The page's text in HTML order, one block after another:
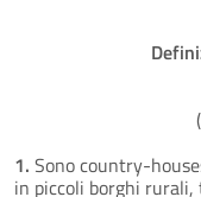
1. Sono country-
in piccoli borghi